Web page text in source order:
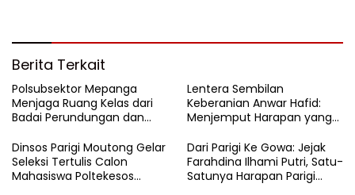
Berita Terkait
Polsubsektor Mepanga
Menjaga Ruang Kelas dari
Badai Perundungan dan
Lentera Sembilan
Keberanian Anwar Hafid:
Menjemput Harapan yang
Dinsos Parigi Moutong Gelar
Seleksi Tertulis Calon
Mahasiswa Poltekesos
Dari Parigi Ke Gowa: Jejak
Farahdina Ilhami Putri, Satu-
Satunya Harapan Parigi